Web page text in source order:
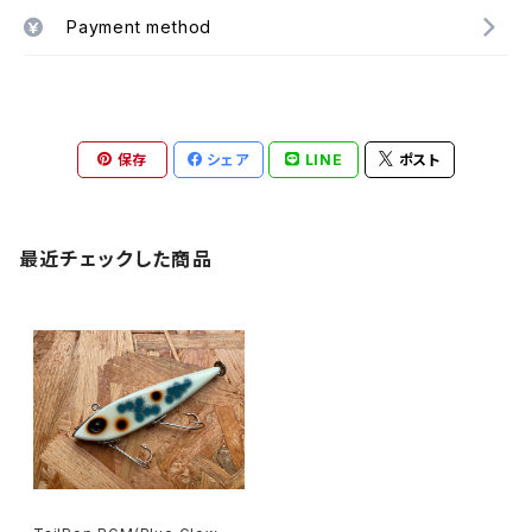
Payment method
保存 シェア LINE ポスト
最近チェックした商品